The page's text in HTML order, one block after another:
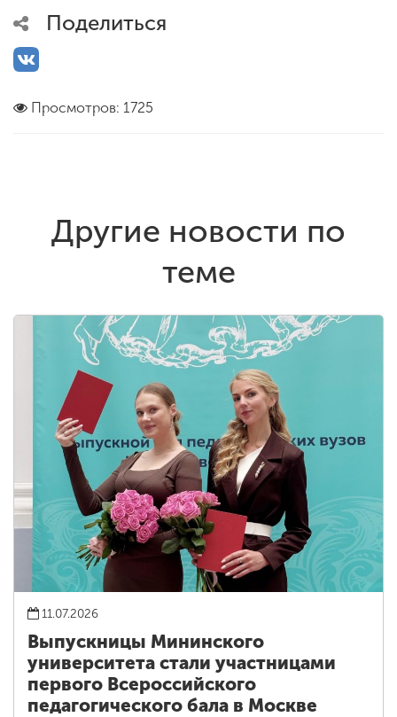
Поделиться
Просмотров: 1725
Другие новости по
теме
11.07.2026
Выпускницы Мининского
университета стали участницами
первого Всероссийского
педагогического бала в Москве